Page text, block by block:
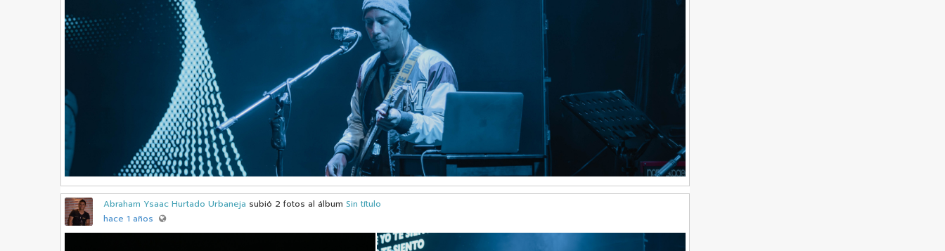
Abraham Ysaac Hurtado Urbaneja subió 2 fotos al álbum Sin título
hace 1 años